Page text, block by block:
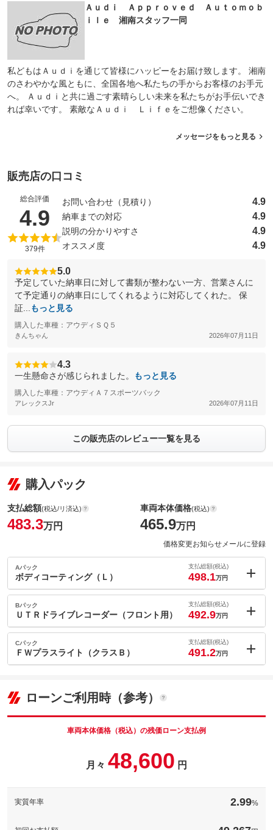
Ａｕｄｉ Ａｐｐｒｏｖｅｄ Ａｕｔｏｍｏｂ
ｉｌｅ 湘南スタッフ一同
私どもはＡｕｄｉを通じて皆様にハッピーをお届け致します。 湘南
のさわやかな風ともに、全国各地へ私たちの手からお客様のお手元
へ。 Ａｕｄｉと共に過ごす素晴らしい未来を私たちがお手伝いでき
れば幸いです。 素敵なＡｕｄｉ Ｌｉｆｅをご想像ください。
メッセージをもっと見る
販売店の口コミ
総合評価
4.9 （5点満点中）
379件
お問い合わせ（見積り） 4.9
納車までの対応 4.9
説明の分かりやすさ 4.9
オススメ度 4.9
5.0
予定していた納車日に対して書類が整わない一方、営業さんに
て予定通りの納車日にしてくれるように対応してくれた。 保
証...
もっと見る
購入した車種：アウディＳＱ５
きんちゃん 2026年07月11日
4.3
一生懸命さが感じられました。 もっと見る
購入した車種：アウディＡ７スポーツバック
アレックスJr 2026年07月11日
この販売店のレビュー一覧を見る
購入パック
支払総額(税込/リ済込)
483.3万円
車両本体価格(税込)
465.9万円
価格変更お知らせメールに登録
Aパック
ボディコーティング（Ｌ）
支払総額(税込)
498.1万円
内：オプシ
ョン価格
(税込)
車両本体価
465.9万円
このパックの見積もり依頼（無料）
Bパック
ＵＴＲドライブレコーダー（フロント用）
支払総額(税込)
492.9万円
内：オプシ
ョン価格
(税込)
車両本体価
パック内容
装備内容備考：万一のアクシデントも自動的に記録。専用アプリ
で容易な操作。スタイリッシュなデザインのＡｕｄｉ専用設計ド
ライブレコーダー
Cパック
ＦＷプラスライト（クラスＢ）
支払総額(税込)
491.2万円
車両本体価
465.9
ナンスをご希望により有償にて５年目まで延長できるプログラム
ローンご利用時（参考）
車両本体価格（税込）の残価ローン支払例
月々 48,600 円
実質年率 2.99%